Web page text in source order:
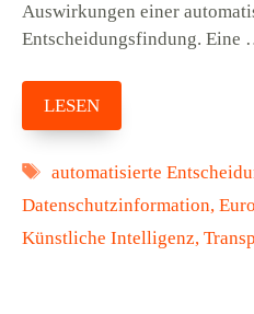
Auswirkungen einer
Entscheidungsfindung. Eine
LESEN
Schlagwörter
automatisierte
Datenschutzinformation,
Künstliche Intelligenz,